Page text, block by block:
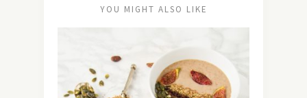
YOU MIGHT ALSO LIKE